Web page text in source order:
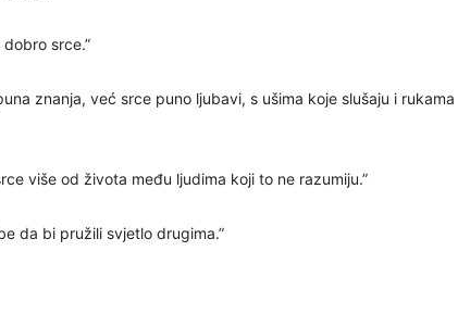
srce.”
znanja, već srce puno ljubavi, s ušima koje slušaju i rukama
više od života među ljudima koji to ne razumiju.”
da bi pružili svjetlo drugima.”